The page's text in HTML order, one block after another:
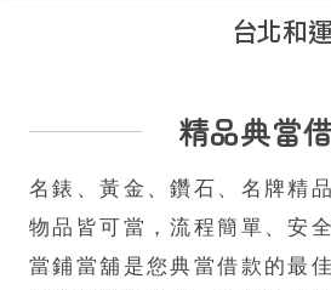
台北和
精品典當
名錶、黃金、鑽石、名牌精
物品皆可當，流程簡單、安
當鋪當舖是您典當借款的最佳